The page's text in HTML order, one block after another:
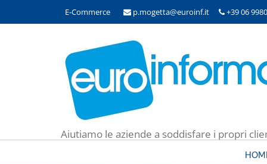
E-Commerce p.mogetta@euroinf.it +39 06
Aiutiamo le aziende a soddisfare i propri